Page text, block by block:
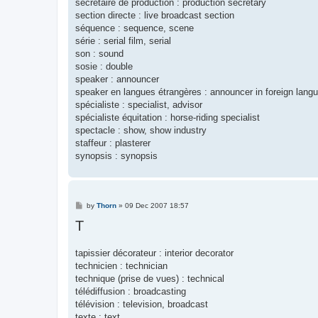
secrétaire de production : production secretary
section directe : live broadcast section
séquence : sequence, scene
série : serial film, serial
son : sound
sosie : double
speaker : announcer
speaker en langues étrangères : announcer in foreign
spécialiste : specialist, advisor
spécialiste équitation : horse-riding specialist
spectacle : show, show industry
staffeur : plasterer
synopsis : synopsis
P
s
by Thorn» 09 Dec 2007 18:57
T
tapissier décorateur : interior decorator
technicien : technician
technique (prise de vues) : technical
télédiffusion : broadcasting
télévision : television, broadcast